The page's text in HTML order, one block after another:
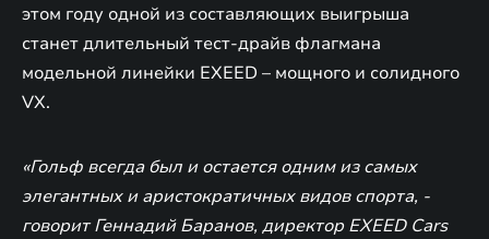
этом году одной из составляющих выигрыша
станет длительный тест-драйв флагмана
модельной линейки EXEED – мощного и солидного
VX.
«Гольф всегда был и остается одним из самых
элегантных и аристократичных видов спорта, -
говорит Геннадий Баранов, директор EXEED Cars